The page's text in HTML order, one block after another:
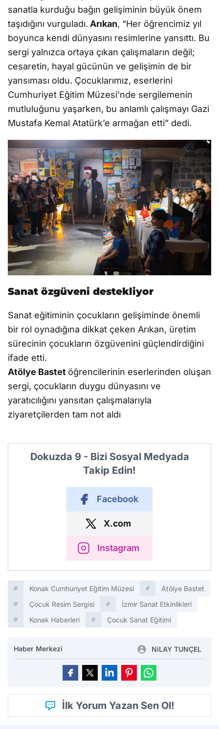
sanatla kurduğu bağın gelişiminin büyük önem
taşıdığını vurguladı. Arıkan, “Her öğrencimiz yıl
boyunca kendi dünyasını resimlerine yansıttı. Bu
sergi yalnızca ortaya çıkan çalışmaların değil;
cesaretin, hayal gücünün ve gelişimin de bir
yansıması oldu. Çocuklarımız, eserlerini
Cumhuriyet Eğitim Müzesi’nde sergilemenin
mutluluğunu yaşarken, bu anlamlı çalışmayı Gazi
Mustafa Kemal Atatürk’e armağan etti” dedi.
Sanat özgüveni destekliyor
Sanat eğitiminin çocukların gelişiminde önemli
bir rol oynadığına dikkat çeken Arıkan, üretim
sürecinin çocukların özgüvenini güçlendirdiğini
ifade etti.
Atölye Bastet öğrencilerinin eserlerinden oluşan
sergi, çocukların duygu dünyasını ve
yaratıcılığını yansıtan çalışmalarıyla
ziyaretçilerden tam not aldı
Dokuzda 9 - Bizi Sosyal Medyada
Takip Edin!
Facebook
X.com
Instagram
Konak Cumhuriyet Eğitim Müzesi
Atölye Bastet
Çocuk Resim Sergisi
İzmir Sanat Etkinlikleri
Konak Haberleri
Çocuk Sanat Eğitimi
Haber Merkezi NiLAY TUNÇEL
İlk Yorum Yazan Sen Ol!